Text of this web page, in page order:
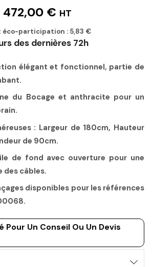
472,00 € HT
éco-participation : 5,83 €
des dernières 72h
élégant et fonctionnel, partie de
du Bocage et anthracite pour un
: Largeur de 180cm, Hauteur
de 90cm.
de fond avec ouverture pour une
des câbles.
disponibles pour les références
Un Conseil Ou Un Devis